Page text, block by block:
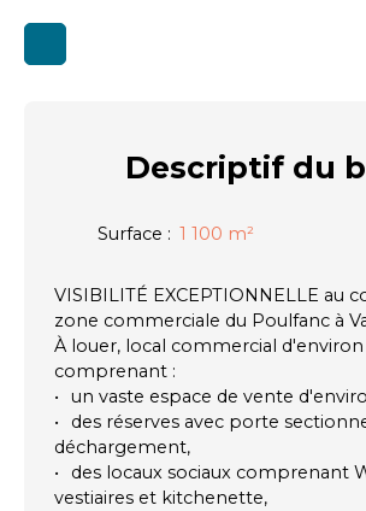
Descriptifdu
Surface : 1 100 m²
VISIBILITÉ EXCEPTIONNELLE au
zone commerciale du Poulfanc à
À louer, local commercial d'environ
comprenant :
un vaste espace de vente
des réserves avec porte
déchargement,
des locaux sociaux comprenant
vestiaires et kitchenette,